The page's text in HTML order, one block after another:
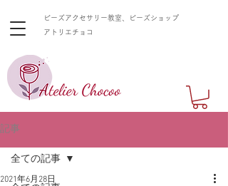
ビーズアクセサリー教室、ビーズショップ
​アトリエチョコ
記事
全ての記事
2021年6月28日